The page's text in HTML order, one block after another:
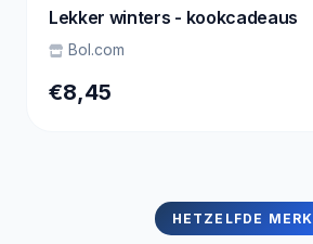
Lekker winters - kookcadeaus
Bol.com
€8,45
HETZELFDE MERK